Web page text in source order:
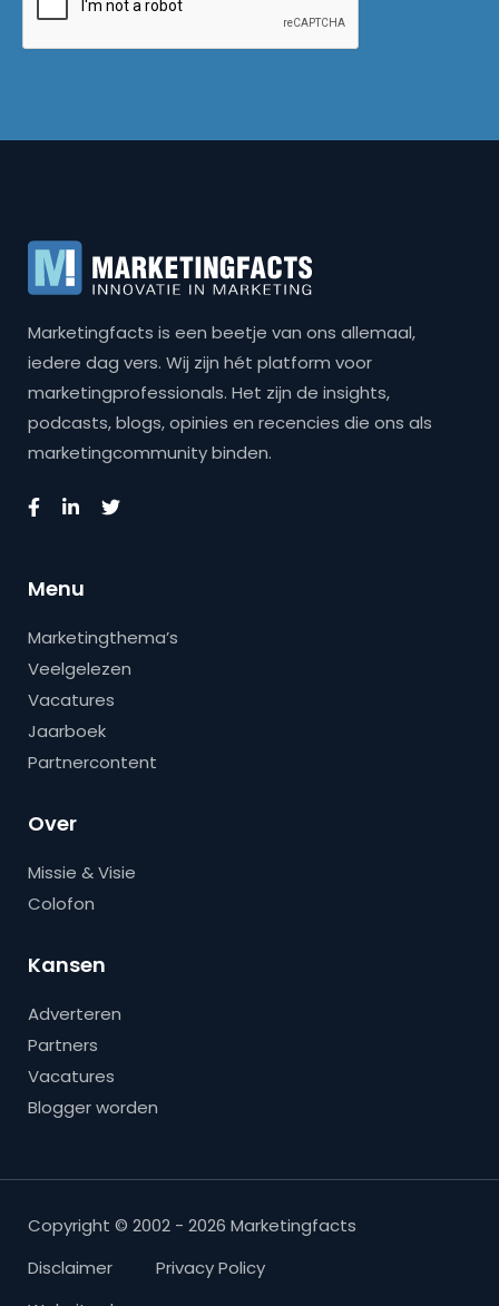
Marketingfacts is een beetje van ons allemaal,
iedere dag vers. Wij zijn hét platform voor
marketingprofessionals. Het zijn de insights,
podcasts, blogs, opinies en recencies die ons als
marketingcommunity binden.
Menu
Marketingthema’s
Veelgelezen
Vacatures
Jaarboek
Partnercontent
Over
Missie & Visie
Colofon
Kansen
Adverteren
Partners
Vacatures
Blogger worden
Copyright © 2002 - 2026 Marketingfacts
Disclaimer
Privacy Policy